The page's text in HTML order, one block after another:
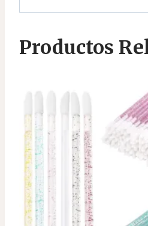
Productos